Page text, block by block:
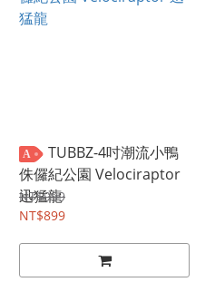
A
TUBBZ-4吋潮流小鴨
侏儸紀公園 Velociraptor
迅猛龍
NT$999
NT$899